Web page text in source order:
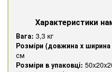
Характеристики
Вага: 3,3 кг
Розміри (довжина х ширина
см
Розміри в упаковці: